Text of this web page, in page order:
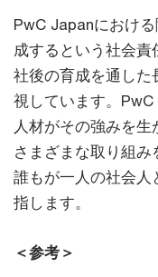
PwC Japanにおけ
成するという社会責
社後の育成を通した
視しています。
人材がその強みを
さまざまな取り組
誰もが一人の社会人
指します。
＜参考＞